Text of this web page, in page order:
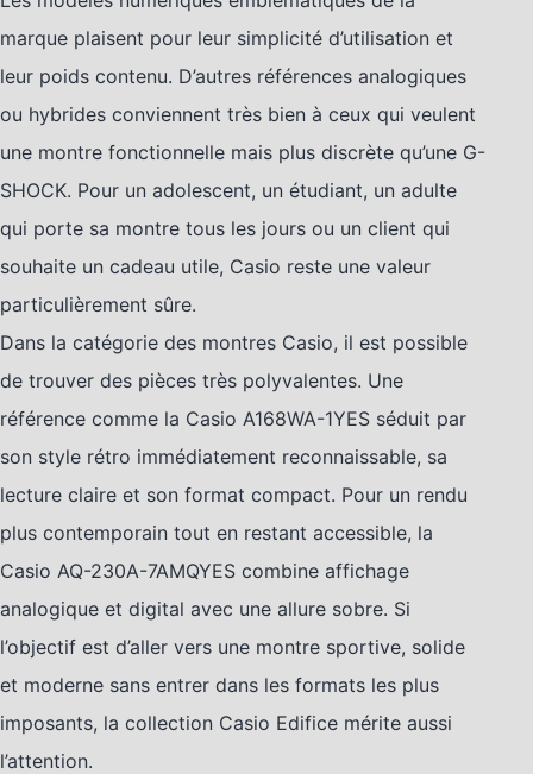
marque plaisent pour leur simplicité d’utilisation et
leur poids contenu. D’autres références analogiques
ou hybrides conviennent très bien à ceux qui veulent
une montre fonctionnelle mais plus discrète qu’une G-
SHOCK. Pour un adolescent, un étudiant, un adulte
qui porte sa montre tous les jours ou un client qui
souhaite un cadeau utile, Casio reste une valeur
particulièrement sûre.
Dans la catégorie des montres Casio, il est possible
de trouver des pièces très polyvalentes. Une
référence comme la Casio A168WA-1YES séduit par
son style rétro immédiatement reconnaissable, sa
lecture claire et son format compact. Pour un rendu
plus contemporain tout en restant accessible, la
Casio AQ-230A-7AMQYES combine affichage
analogique et digital avec une allure sobre. Si
l’objectif est d’aller vers une montre sportive, solide
et moderne sans entrer dans les formats les plus
imposants, la collection Casio Edifice mérite aussi
l’attention.